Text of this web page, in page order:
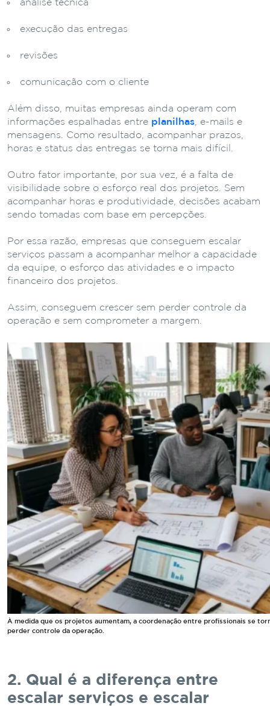
análise técnica
execução das entregas
revisões
comunicação com o cliente
Além disso, muitas empresas ainda operam com
informações espalhadas entre planilhas e-mails e
mensagens. Como resultado, acompanhar prazos,
horas e status das entregas se torna mais difícil.
Outro fator importante, por sua vez, é a falta de
visibilidade sobre o esforço real dos projetos. Sem
acompanhar horas e produtividade, decisões acabam
sendo tomadas com base em percepções.
Por essa razão, empresas que conseguem escalar
serviços passam a acompanhar melhor a capacidade
da equipe, o esforço das atividades e o impacto
financeiro dos projetos.
Assim, conseguem crescer sem perder controle da
operação e sem comprometer a margem.
À medida que os projetos aumentam, a coordenação entre profissionais se
perder controle da operação.
2. Qual é a diferença entre
escalar serviços e escalar